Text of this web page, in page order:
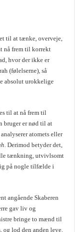
til at tænke, overveje,
nå frem til korrekt
hvor der ikke er
(følelserne), så
absolut urokkelige
til at nå frem til
bruger er nød til at
atomets eller
. Derimod betyder det,
tænkning, utvivlsomt
på nogle tilfælde i
angående Skaberen
gav liv og
bringe to mænd til
og lod den anden leve,